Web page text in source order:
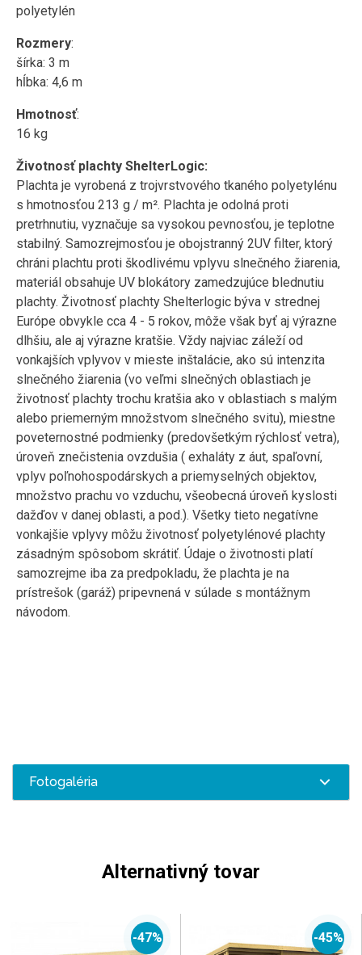
polyetylén
Rozmery:
šírka: 3 m
hĺbka: 4,6 m
Hmotnosť:
16 kg
Životnosť plachty ShelterLogic:
Plachta je vyrobená z trojvrstvového tkaného polyetylénu
s hmotnosťou 213 g / m². Plachta je odolná proti
pretrhnutiu, vyznačuje sa vysokou pevnosťou, je teplotne
stabilný. Samozrejmosťou je obojstranný 2UV filter, ktorý
chráni plachtu proti škodlivému vplyvu slnečného žiarenia,
materiál obsahuje UV blokátory zamedzujúce blednutiu
plachty. Životnosť plachty Shelterlogic býva v strednej
Európe obvykle cca 4 - 5 rokov, môže však byť aj výrazne
dlhšiu, ale aj výrazne kratšie. Vždy najviac záleží od
vonkajších vplyvov v mieste inštalácie, ako sú intenzita
slnečného žiarenia (vo veľmi slnečných oblastiach je
životnosť plachty trochu kratšia ako v oblastiach s malým
alebo priemerným množstvom slnečného svitu), miestne
poveternostné podmienky (predovšetkým rýchlosť vetra),
úroveň znečistenia ovzdušia ( exhaláty z áut, spaľovní,
vplyv poľnohospodárskych a priemyselných objektov,
množstvo prachu vo vzduchu, všeobecná úroveň kyslosti
dažďov v danej oblasti, a pod.). Všetky tieto negatívne
vonkajšie vplyvy môžu životnosť polyetylénové plachty
zásadným spôsobom skrátiť. Údaje o životnosti platí
samozrejme iba za predpokladu, že plachta je na
prístrešok (garáž) pripevnená v súlade s montážnym
návodom.
Fotogaléria
Alternativný tovar
-47% -45%